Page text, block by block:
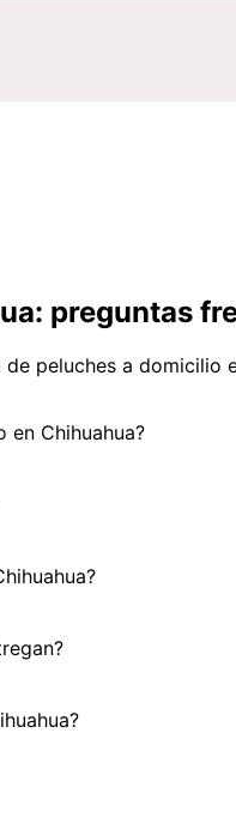
preguntas
peluches a domicilio
en Chihuahua?